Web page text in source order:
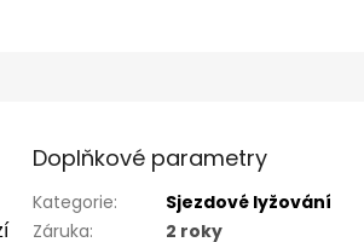
Doplňkové parametry
Kategorie:
Sjezdové lyžování
Záruka:
2 roky